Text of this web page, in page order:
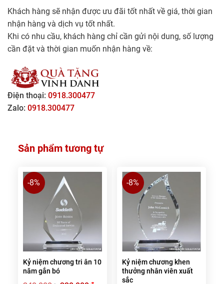
Khách hàng sẽ nhận được ưu đãi tốt nhất về giá, thời gian
nhận hàng và dịch vụ tốt nhất.
Khi có nhu cầu, khách hàng chỉ cần gửi nội dung, số lượng
cần đặt và thời gian muốn nhận hàng về:
Điện thoại: 0918.300477
Zalo: 0918.300477
Sản phẩm tương tự
-8%
Kỷ niệm chương tri ân 10
năm gắn bó
-8%
Kỷ niệm chương khen
thưởng nhân viên xuất
sắc